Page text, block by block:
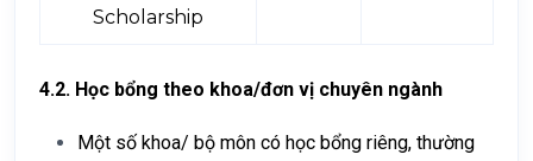
Scholarship
4.2. Học bổng theo khoa/đơn vị chuyên ngành
Một số khoa/ bộ môn có học bổng riêng, thường